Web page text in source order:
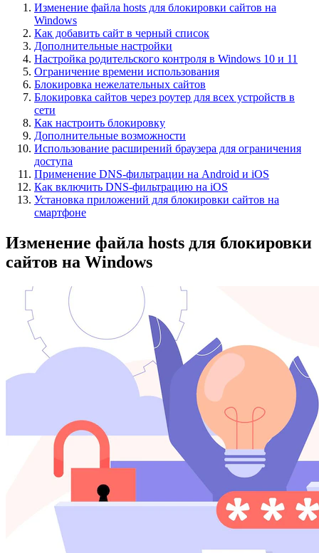
Изменение файла hosts для блокировки сайтов на
Windows
Как добавить сайт в черный список
Дополнительные настройки
Настройка родительского контроля в Windows 10 и 11
Ограничение времени использования
Блокировка нежелательных сайтов
Блокировка сайтов через роутер для всех устройств в
сети
Как настроить блокировку
Дополнительные возможности
Использование расширений браузера для ограничения
доступа
Применение DNS-фильтрации на Android и iOS
Как включить DNS-фильтрацию на iOS
Установка приложений для блокировки сайтов на
смартфоне
Изменение файла hosts для блокировки
сайтов на Windows